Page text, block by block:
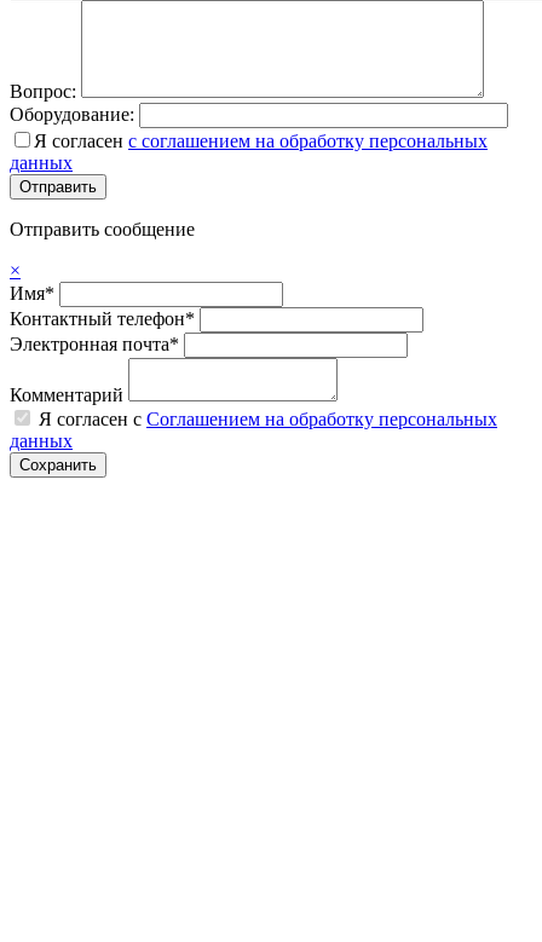
Вопрос:
Оборудование:
Я согласен с соглашением на обработку персональных
данных
Отправить сообщение
×
Имя*
Контактный телефон*
Электронная почта*
Комментарий
Я согласен с Соглашением на обработку персональных
данных